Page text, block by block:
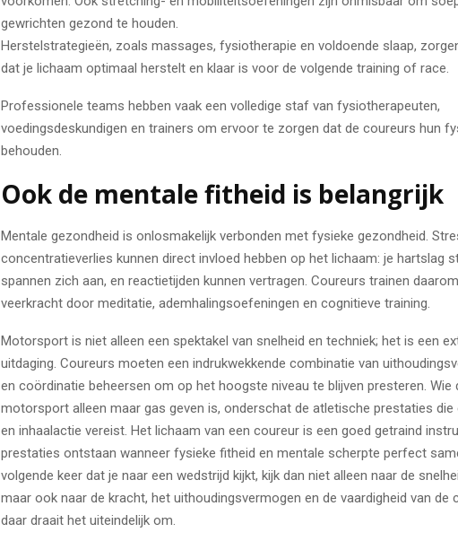
gewrichten gezond te houden.
Herstelstrategieën, zoals massages, fysiotherapie en voldoende slaap,
dat je lichaam optimaal herstelt en klaar is voor de volgende training of race.
Professionele teams hebben vaak een volledige staf van fysiotherapeuten,
voedingsdeskundigen en trainers om ervoor te zorgen dat de coureurs hun
behouden.
Ook de mentale fitheid is belangrijk
Mentale gezondheid is onlosmakelijk verbonden met fysieke gezondheid.
concentratieverlies kunnen direct invloed hebben op het lichaam: je hartslag
spannen zich aan, en reactietijden kunnen vertragen. Coureurs trainen
veerkracht door meditatie, ademhalingsoefeningen en cognitieve training.
Motorsport is niet alleen een spektakel van snelheid en techniek; het is een
uitdaging. Coureurs moeten een indrukwekkende combinatie van
en coördinatie beheersen om op het hoogste niveau te blijven presteren. Wie
motorsport alleen maar gas geven is, onderschat de atletische prestaties die
en inhaalactie vereist. Het lichaam van een coureur is een goed getraind
prestaties ontstaan wanneer fysieke fitheid en mentale scherpte perfect
volgende keer dat je naar een wedstrijd kijkt, kijk dan niet alleen naar de
maar ook naar de kracht, het uithoudingsvermogen en de vaardigheid van de
daar draait het uiteindelijk om.